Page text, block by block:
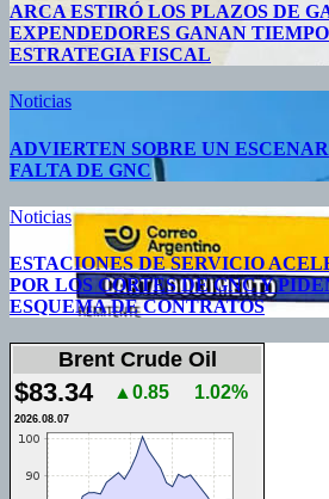
ARCA ESTIRÓ LOS PLAZOS DE
EXPENDEDORES GANAN
ESTRATEGIA FISCAL
Noticias
ADVIERTEN SOBRE UN
FALTA DE GNC
Noticias
ESTACIONES DE SERVICIO
POR LOS CORTES DE GNC Y
ESQUEMA DE CONTRATOS
Brent Crude Oil
$83.34 ▲0.85 1.02%
2026.08.07